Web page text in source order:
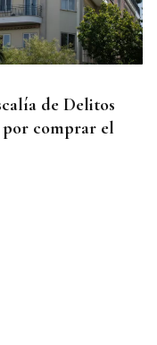
de Delitos
comprar el